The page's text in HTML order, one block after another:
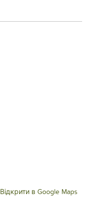
Відкрити в Google Maps